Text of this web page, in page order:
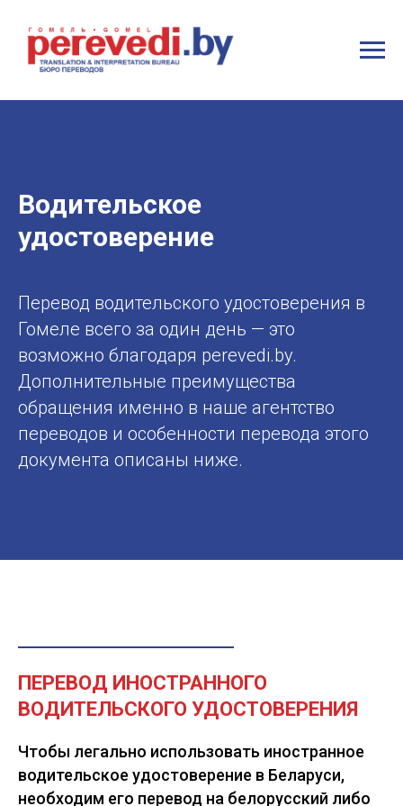
Водительское
удостоверение
Перевод водительского удостоверения в
Гомеле всего за один день — это
возможно благодаря perevedi.by.
Дополнительные преимущества
обращения именно в наше агентство
переводов и особенности перевода этого
документа описаны ниже.
ПЕРЕВОД ИНОСТРАННОГО
ВОДИТЕЛЬСКОГО УДОСТОВЕРЕНИЯ
Чтобы легально использовать иностранное
водительское удостоверение в Беларуси,
необходим его перевод на белорусский либо